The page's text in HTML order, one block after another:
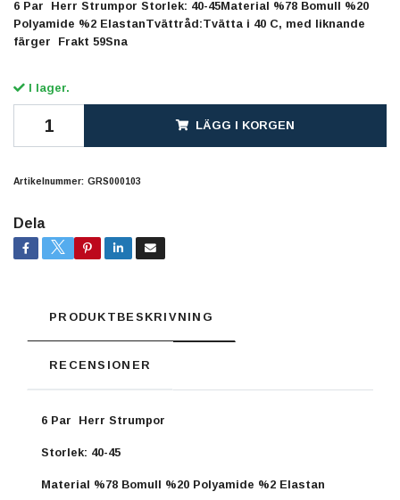
6 Par Herr Strumpor Storlek: 40-45Material %78 Bomull %20
Polyamide %2 ElastanTvättråd:Tvätta i 40 C, med liknande
färger Frakt 59Sna
I lager.
LÄGG I KORGEN
Artikelnummer: GRS000103
Dela
PRODUKTBESKRIVNING
RECENSIONER
6 Par Herr Strumpor
Storlek: 40-45
Material %78 Bomull %20 Polyamide %2 Elastan